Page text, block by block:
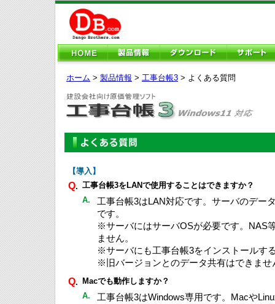
ホーム > 製品情報 > 工事台帳3 > よくある質問
【導入】
Q. 工事台帳3をLANで使用することはできますか？
A.
工事台帳3はLAN対応です。サーバのデー
です。
※サーバにはサーバOSが必要です。NAS
ません。
※サーバにも工事台帳3をインストールす
※旧バージョンとのデータ共有はできませ
Q.
Macでも動作しますか？
A.
工事台帳3はWindows専用です。Macや